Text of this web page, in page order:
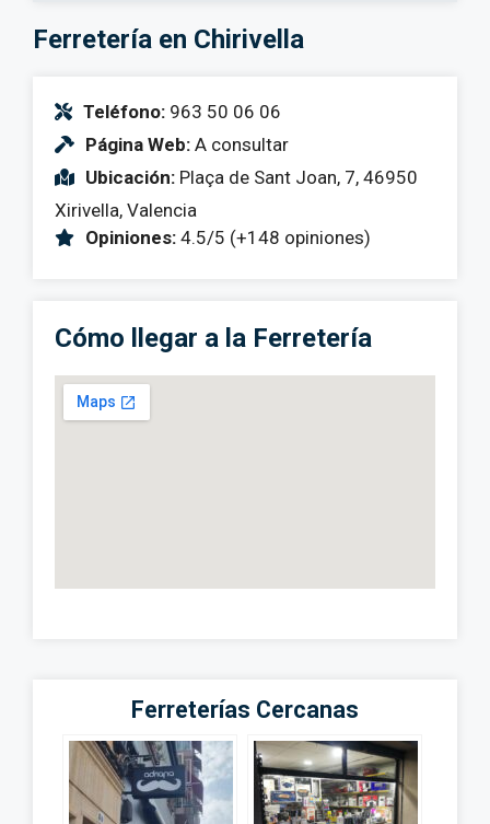
Ferretería en Chirivella
Teléfono: 963 50 06 06
Página Web: A consultar
Ubicación: Plaça de Sant Joan, 7, 46950
Xirivella, Valencia
Opiniones: 4.5/5 (+148 opiniones)
Cómo llegar a la Ferretería
Ferreterías Cercanas